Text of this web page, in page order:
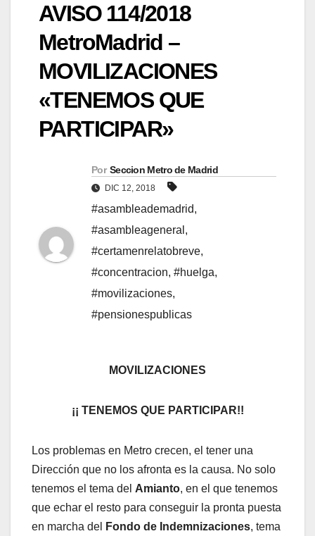
AVISO 114/2018
MetroMadrid –
MOVILIZACIONES
«TENEMOS QUE
PARTICIPAR»
Por Seccion Metro de Madrid
DIC 12, 2018
#asambleademadrid,
#asambleageneral ,
#certamenrelatobreve,
#concentracion, #huelga,
#movilizaciones,
#pensionespublicas
MOVILIZACIONES
¡¡ TENEMOS QUE PARTICIPAR!!
Los problemas en Metro crecen, el tener una
Dirección que no los afronta es la causa. No solo
tenemos el tema del Amianto, en el que tenemos
que echar el resto para conseguir la pronta puesta
en marcha del
Fondo de Indemnizaciones, tema